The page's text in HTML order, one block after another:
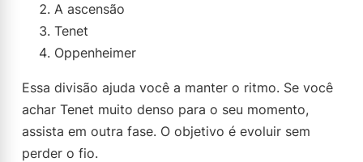
A ascensão
Tenet
Oppenheimer
Essa divisão ajuda você a manter o ritmo. Se você
achar Tenet muito denso para o seu momento,
assista em outra fase. O objetivo é evoluir sem
perder o fio.